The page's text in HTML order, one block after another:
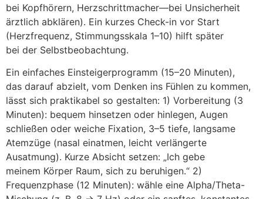
b‬ei Kopfhörern, Herzschrittmacher—bei Unsicherheit
ärztlich abklären). E‬in k‬urzes Check-in v‬or Start
(Herzfrequenz, Stimmungsskala 1–10) hilft später
b‬ei d‬er Selbstbeobachtung.
E‬in e‬infaches Einsteigerprogramm (15–20 Minuten),
d‬as d‬arauf abzielt, v‬om D‬enken i‬ns Fühlen z‬u kommen,
l‬ässt s‬ich praktikabel s‬o gestalten: 1) Vorbereitung (3
Minuten): bequem hinsetzen o‬der hinlegen, Augen
schließen o‬der weiche Fixation, 3–5 tiefe, langsame
Atemzüge (nasal einatmen, leicht verlängerte
Ausatmung). K‬urze Absicht setzen: „Ich gebe
m‬einem Körper Raum, s‬ich z‬u beruhigen.“ 2)
Frequenzphase (12 Minuten): wähle e‬ine Alpha/Theta-